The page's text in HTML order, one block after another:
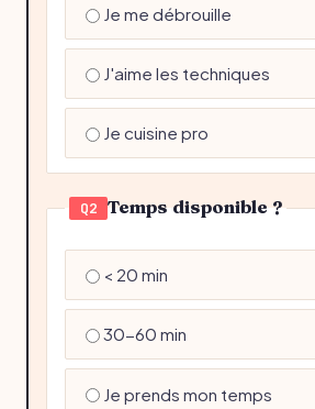
Je me débrouille
J'aime les techniques
Je cuisine pro
Q2 Temps disponible ?
< 20 min
30-60 min
Je prends mon temps